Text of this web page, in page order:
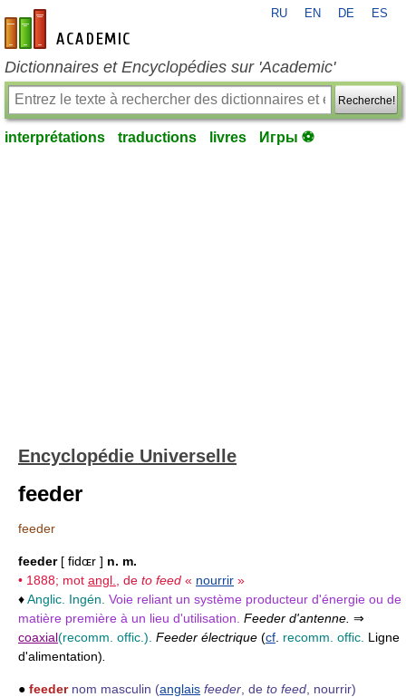
fr-academic.com
RU EN DE ES
Dictionnaires et Encyclopédies sur 'Academic'
Recherche!
interprétations traductions livres Игры ⚽
Encyclopédie Universelle
feeder
feeder
feeder[ fidɶr ] n. m.
• 1888; mot angl. , de to feed « nourrir »
♦Anglic. Ingén. Voie reliant un système producteur d'énergie ou de
matière première à un lieu d'utilisation. Feeder d'antenne. ⇒
coaxial(recomm. offic.). Feeder électrique (cf recomm. offic. Ligne
d'alimentation)
● feeder nom masculin (anglais feeder , de to feed , nourrir)